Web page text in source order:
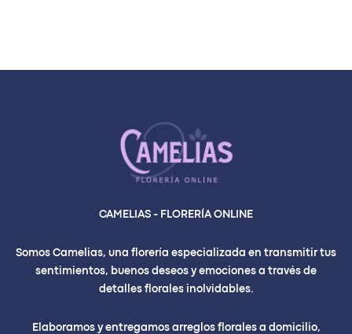
CAMELIAS - FLORERÍA ONLINE
Somos Camelias, una florería especializada en transmitir tus
sentimientos, buenos deseos y emociones a través de
detalles florales inolvidables.
Elaboramos y entregamos arreglos florales a domicilio,